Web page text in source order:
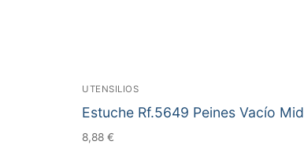
UTENSILIOS
Estuche Rf.5649 Peines Vacío
8,88 €